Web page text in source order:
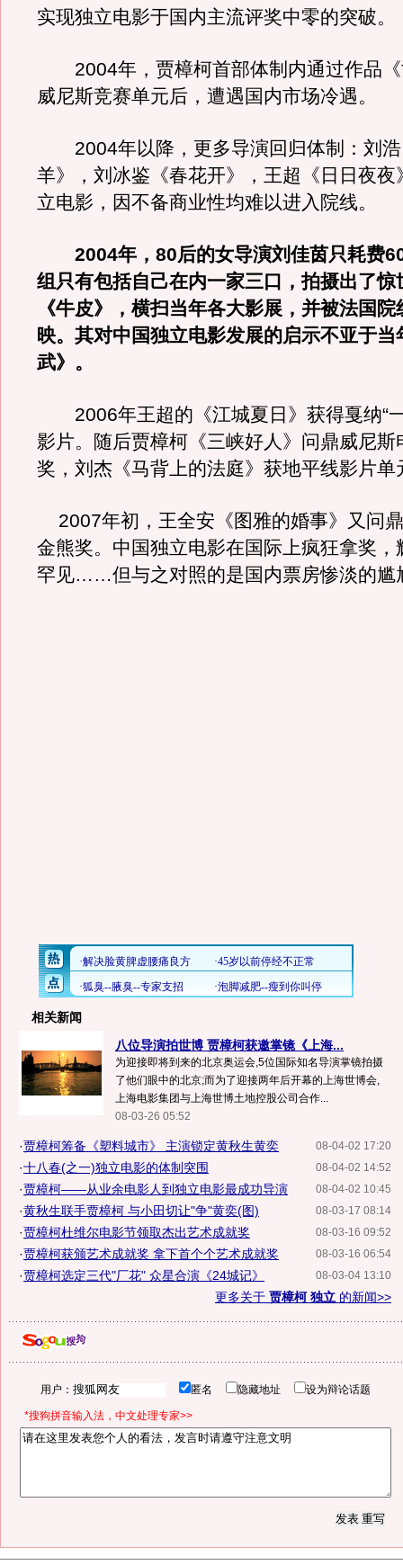
实现独立电影于国内主流评奖中零的突破。
2004年，贾樟柯首部体制内通过作品《
威尼斯竞赛单元后，遭遇国内市场冷遇。
2004年以降，更多导演回归体制：刘浩
羊》，刘冰鉴《春花开》，王超《日日夜夜
立电影，因不备商业性均难以进入院线。
2004年，80后的女导演刘佳茵只耗费
组只有包括自己在内一家三口，拍摄出了惊
《牛皮》，横扫当年各大影展，并被法国
映。其对中国独立电影发展的启示不亚于当
武》。
2006年王超的《江城夏日》获得戛纳“
影片。随后贾樟柯《三峡好人》问鼎威尼斯
奖，刘杰《马背上的法庭》获地平线影片单
2007年初，王全安《图雅的婚事》又问
金熊奖。中国独立电影在国际上疯狂拿奖，
罕见……但与之对照的是国内票房惨淡的尴
相关新闻
八位导演拍世博 贾樟柯获邀掌镜《上海...
为迎接即将到来的北京奥运会,5位国际知名导演掌镜拍摄
了他们眼中的北京;而为了迎接两年后开幕的上海世博会,
上海电影集团与上海世博土地控股公司合作...
08-03-26 05:52
08-04-02 17:20
·贾樟柯筹备《塑料城市》 主演锁定黄秋生黄奕
08-04-02 14:52
·十八春(之一)独立电影的体制突围
08-04-02 10:45
·贾樟柯——从业余电影人到独立电影最成功导演
08-03-17 08:14
·黄秋生联手贾樟柯 与小田切让"争"黄奕(图)
08-03-16 09:52
·贾樟柯杜维尔电影节领取杰出艺术成就奖
08-03-16 06:54
·贾樟柯获颁艺术成就奖 拿下首个个艺术成就奖
08-03-04 13:10
·贾樟柯选定三代"厂花" 众星合演《24城记》
更多关于 贾樟柯 独立 的新闻>>
用户： 匿名 隐藏地址 设为辩论话题
*搜狗拼音输入法，中文处理专家>>